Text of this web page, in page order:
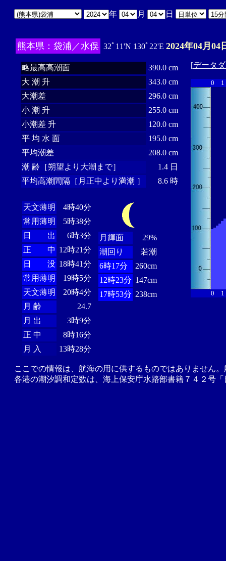
年 月 日
熊本県：袋浦／水俣 32ﾟ11'N 130ﾟ22'E 2024年04月04
略最高高潮面
390.0 cm
大 潮 升
343.0 cm
大潮差
296.0 cm
小 潮 升
255.0 cm
小潮差 升
120.0 cm
平 均 水 面
195.0 cm
平均潮差
208.0 cm
潮 齢［朔望より大潮まで］
1.4 日
平均高潮間隔［月正中より満潮 ］
8.6 時
天文薄明
4時40分
常用薄明
5時38分
日 出
6時3分
正 中 12時21分
日 没 18時41分
常用薄明
19時5分
天文薄明
20時4分
月 齢
24.7
月 出
3時9分
正 中
8時16分
月 入
13時28分
月輝面
29%
潮回り
若潮
6時17分
260cm
12時23分 147cm
17時53分 238cm
[データ
0 1
0 1
ここでの情報は、航海の用に供するものではありません
各港の潮汐調和定数は、海上保安庁水路部書籍７４２号